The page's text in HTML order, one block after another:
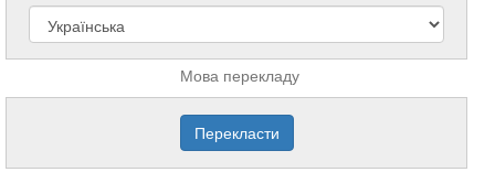
Мова перекладу